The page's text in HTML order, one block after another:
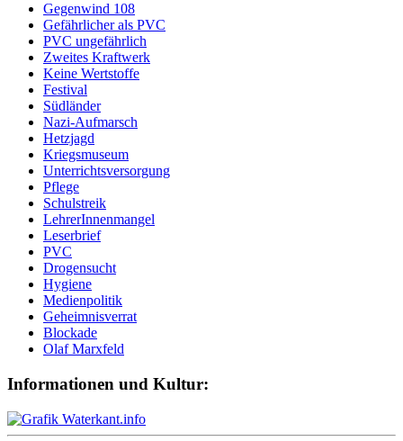
Gegenwind 108
Gefährlicher als PVC
PVC ungefährlich
Zweites Kraftwerk
Keine Wertstoffe
Festival
Südländer
Nazi-Aufmarsch
Hetzjagd
Kriegsmuseum
Unterrichtsversorgung
Pflege
Schulstreik
LehrerInnenmangel
Leserbrief
PVC
Drogensucht
Hygiene
Medienpolitik
Geheimnisverrat
Blockade
Olaf Marxfeld
Informationen und Kultur: